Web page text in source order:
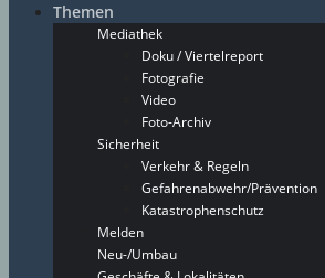
Themen
Mediathek
Doku / Viertelreport
Fotografie
Video
Foto-Archiv
Sicherheit
Verkehr & Regeln
Gefahrenabwehr/Prävention
Katastrophenschutz
Melden
Neu-/Umbau